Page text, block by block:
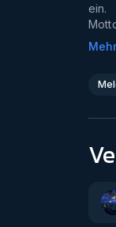
ein.